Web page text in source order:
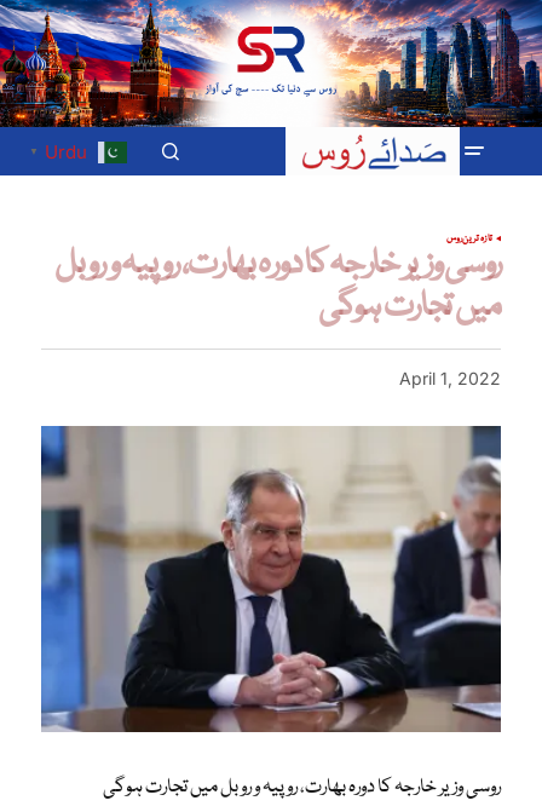
Urdu
▼
تازہ ترینروس
روسی وزیر خارجہ کا دورہ بھارت، روپیہ و روبل
میں تجارت ہوگی
April 1, 2022
روسی وزیر خارجہ کا دورہ بھارت، روپیہ و روبل میں تجارت ہوگی